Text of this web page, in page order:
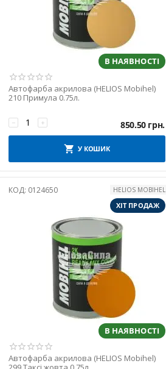
В НАЯВНОСТІ
Автофарба акрилова (HELIOS Mobihel)
210 Примула 0.75л.
+
− 850.50 грн.
У КОШИК
КОД: 0124650
HELIOS MOBIHEL
ХІТ ПРОДАЖ
В НАЯВНОСТІ
Автофарба акрилова (HELIOS Mobihel)